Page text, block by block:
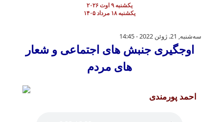
یکشنبه ۹ اوت ۲۰۲۶
یکشنبه ۱۸ مرداد ۱۴۰۵
اوجگیری جنبش های اجتماعی و شعار های
سه‌شنبه, 21. ژوئن 2022 - 14:45
اوجگیری جنبش های اجتماعی و شعار
های مردم
احمد پورمندی